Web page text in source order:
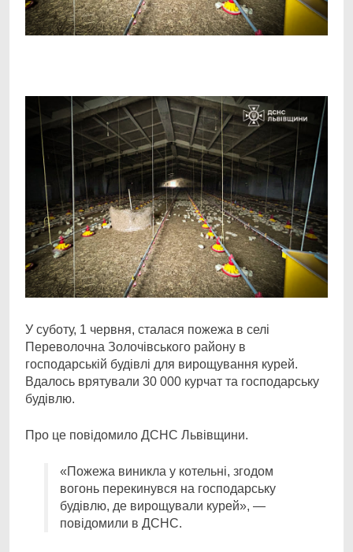
Link
У суботу, 1 червня, сталася пожежа в селі
Переволочна Золочівського району в
господарській будівлі для вирощування курей.
Вдалось врятували 30 000 курчат та господарську
будівлю.
Про це повідомило ДСНС Львівщини.
«Пожежа виникла у котельні, згодом
вогонь перекинувся на господарську
будівлю, де вирощували курей», —
повідомили в ДСНС.